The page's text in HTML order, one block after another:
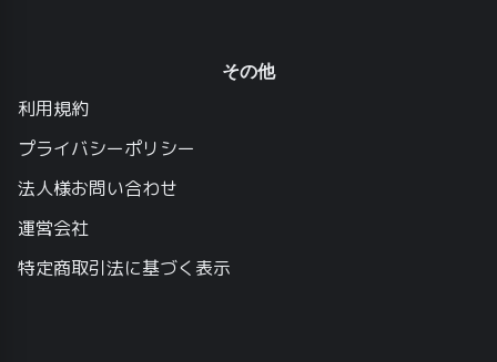
その他
利用規約
プライバシーポリシー
法人様お問い合わせ
運営会社
特定商取引法に基づく表示